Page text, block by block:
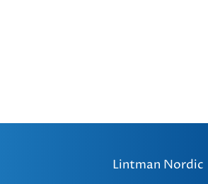
Lintman Nordic